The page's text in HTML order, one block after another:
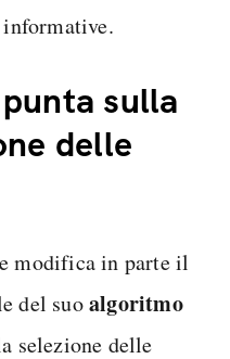
informative.
sulla
delle
modifica in parte il
del suoalgoritmo
selezione delle